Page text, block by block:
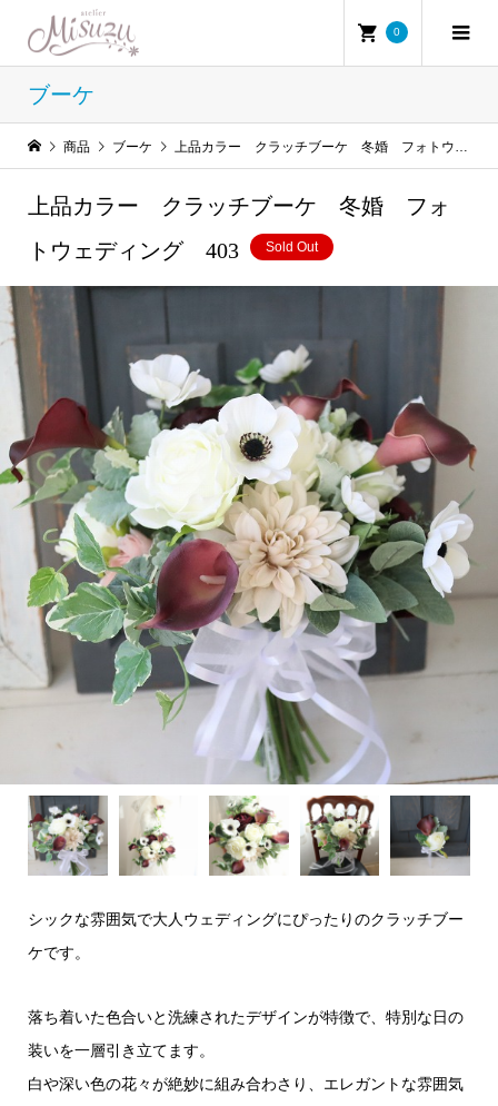
0
ブーケ
商品 ブーケ 上品カラー クラッチブーケ 冬婚 フォトウェディング 403
上品カラー クラッチブーケ 冬婚 フォ
トウェディング 403
Sold Out
シックな雰囲気で大人ウェディングにぴったりのクラッチブー
ケです。
落ち着いた色合いと洗練されたデザインが特徴で、特別な日の
装いを一層引き立てます。
白や深い色の花々が絶妙に組み合わさり、エレガントな雰囲気